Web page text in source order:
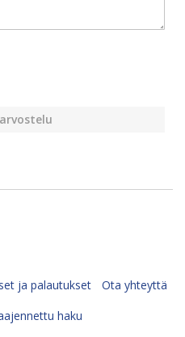
ja palautukset
Ota yhteyttä
haku